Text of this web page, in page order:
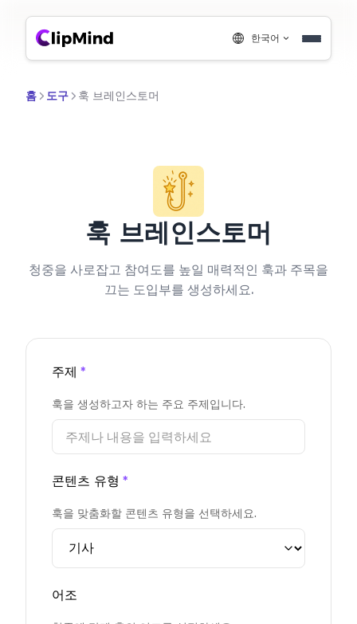
한국어
홈 도구 훅 브레인스토머
훅 브레인스토머
청중을 사로잡고 참여도를 높일 매력적인 훅과 주목을
끄는 도입부를 생성하세요.
주제 *
훅을 생성하고자 하는 주요 주제입니다.
콘텐츠 유형 *
훅을 맞춤화할 콘텐츠 유형을 선택하세요.
어조